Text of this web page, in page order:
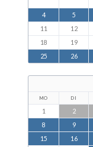
4
5
11
12
18
19
25
26
MO DI
1 2
8
9
15
16